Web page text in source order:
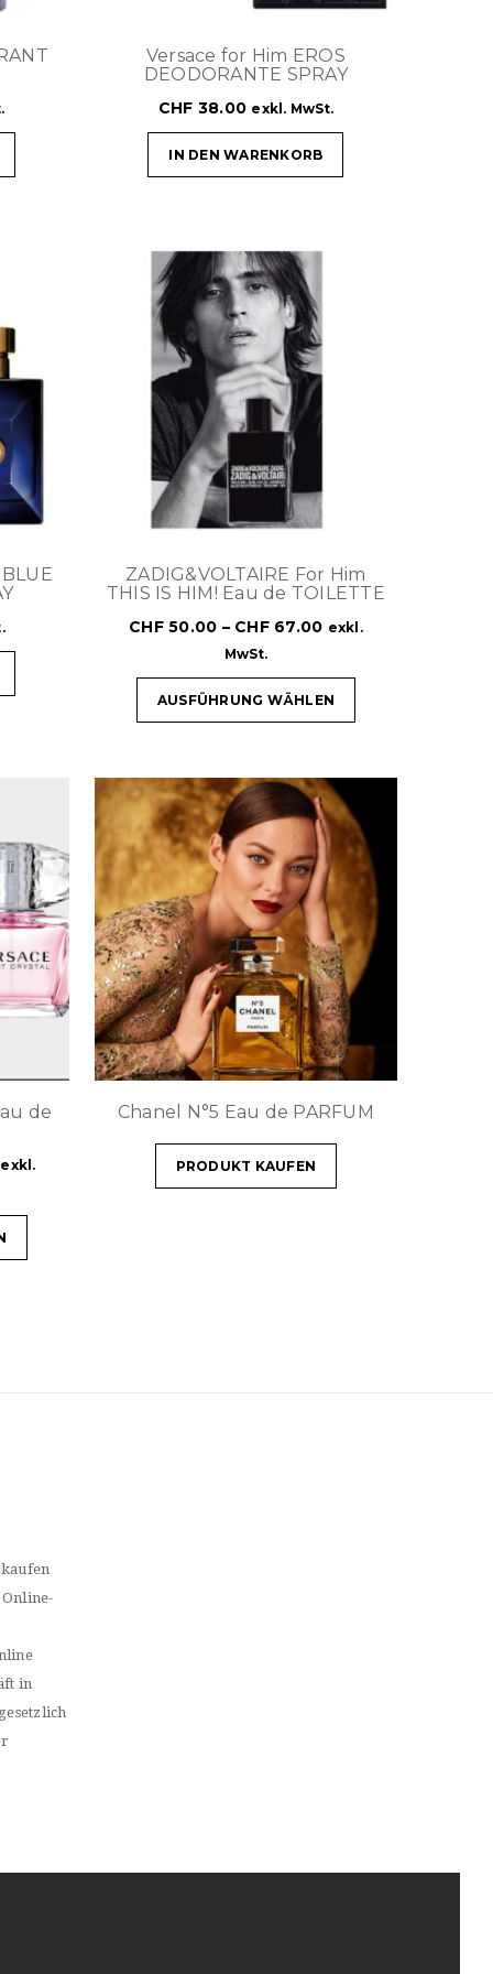
Versace for Him EROS
DEODORANTE SPRAY
CHF 38.00 exkl. MwSt.
IN DEN WARENKORB
ZADIG&VOLTAIRE For Him
THIS IS HIM! Eau de TOILETTE
CHF50.00 – CHF67.00 exkl.
MwSt.
AUSFÜHRUNG WÄHLEN
de
exkl.
Chanel N°5 Eau de PARFUM
PRODUKT KAUFEN
in